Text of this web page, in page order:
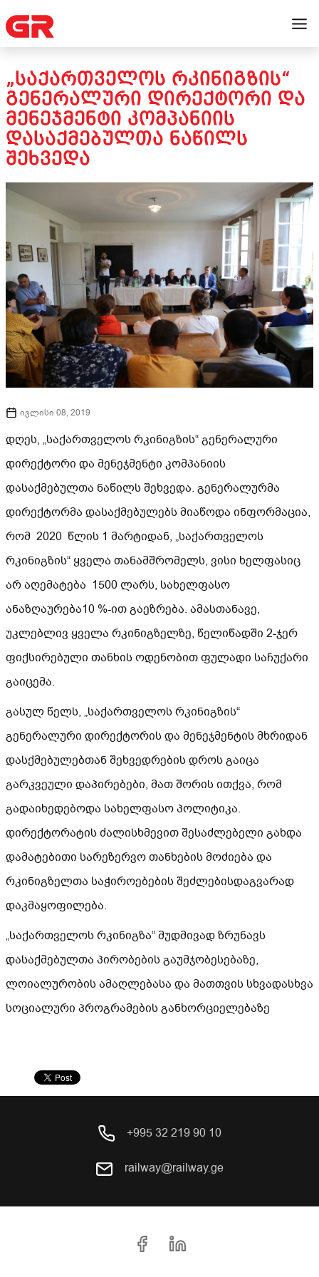
„ᲡᲐᲥᲐᲠᲗᲕᲔᲚᲝᲡ ᲠᲙᲘᲜᲘᲒᲖᲘᲡ“
ᲒᲔᲜᲔᲠᲐᲚᲣᲠᲘ ᲓᲘᲠᲔᲥᲢᲝᲠᲘ ᲓᲐ
ᲛᲔᲜᲔᲯᲛᲔᲜᲢᲘ ᲙᲝᲛᲞᲐᲜᲘᲘᲡ
ᲓᲐᲡᲐᲥᲛᲔᲑᲣᲚᲗᲐ ᲜᲐᲬᲘᲚᲡ
ᲨᲔᲮᲕᲔᲓᲐ
ივლისი 08, 2019
დღეს, „საქართველოს რკინიგზის“ გენერალური
დირექტორი და მენეჯმენტი კომპანიის
დასაქმებულთა ნაწილს შეხვედა. გენერალურმა
დირექტორმა დასაქმებულებს მიაწოდა ინფორმაცია,
რომ 2020 წლის 1 მარტიდან, „საქართველოს
რკინიგზის“ ყველა თანამშრომელს, ვისი ხელფასიც
არ აღემატება 1500 ლარს, სახელფასო
ანაზღაურება10 %-ით გაეზრება. ამასთანავე,
უკლებლივ ყველა რკინიგზელზე, წელიწადში 2-ჯერ
ფიქსირებული თანხის ოდენობით ფულადი საჩუქარი
გაიცემა.
გასულ წელს, „საქართველოს რკინიგზის“
გენერალური დირექტორის და მენეჯმენტის მხრიდან
დასქმებულებთან შეხვედრების დროს გაიცა
გარკვეული დაპირებები, მათ შორის ითქვა, რომ
გადაიხედებოდა სახელფასო პოლიტიკა.
დირექტორატის ძალისხმევით შესაძლებელი გახდა
დამატებითი სარეზერვო თანხების მოძიება და
რკინიგზელთა საჭიროებების შეძლებისდაგვარად
დაკმაყოფილება.
„საქართველოს რკინიგზა“ მუდმივად ზრუნავს
დასაქმებულთა პირობების გაუმჯობესებაზე,
ლოიალურობის ამაღლებასა და მათთვის სხვადასხვა
სოციალური პროგრამების განხორციელებაზე
+995 32 219 90 10
railway@railway.ge